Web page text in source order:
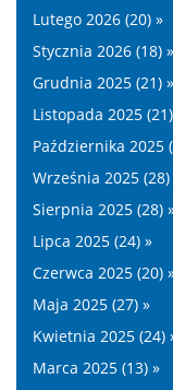
Lutego 2026 (20) »
Stycznia 2026 (18) »
Grudnia 2025 (21) »
Listopada 2025
Października 2025
Września 2025 (28)
Sierpnia 2025 (28)
Lipca 2025 (24) »
Czerwca 2025 (20)
Maja 2025 (27) »
Kwietnia 2025 (24)
Marca 2025 (13) »